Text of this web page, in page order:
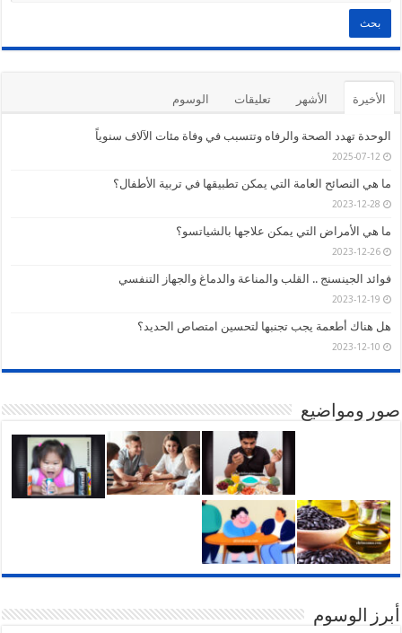
الأخيرة الأشهر تعليقات الوسوم
الوحدة تهدد الصحة والرفاه وتتسبب في وفاة مئات الآلاف سنوياً
2025-07-12
ما هي النصائح العامة التي يمكن تطبيقها في تربية الأطفال؟
2023-12-28
ما هي الأمراض التي يمكن علاجها بالشياتسو؟
2023-12-26
فوائد الجينسنج .. القلب والمناعة والدماغ والجهاز التنفسي
2023-12-19
هل هناك أطعمة يجب تجنبها لتحسين امتصاص الحديد؟
2023-12-10
صور ومواضيع
أبرز الوسوم